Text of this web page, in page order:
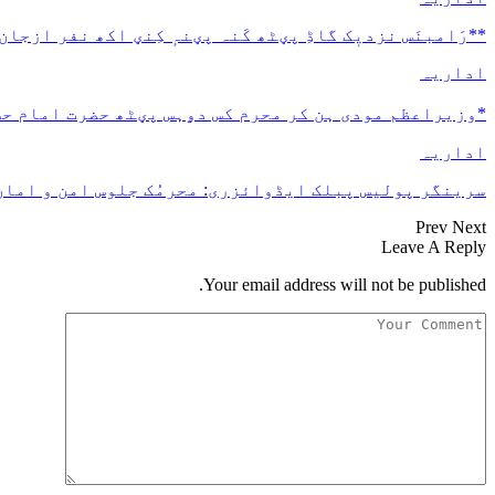
**رَامبنَس نزدیٖک گاڈِ پؠٹھ کَنہ پؠنہٕ کِنؠ اکھ نفر
اداریہ
*وزیراعظم مودی ہن کر محرم کس دۄہس پؠٹھ حضرت امام
اداریہ
سرینگر پولیس پبلک ایڈوائزری: محرمُک جلوس امن و
Prev Next
Leave A Reply
Your email address will not be published.